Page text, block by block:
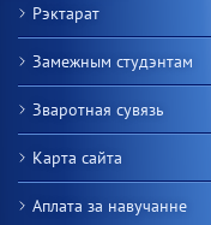
Рэктарат
Замежным студэнтам
Зваротная сувязь
Карта сайта
Аплата за навучанне